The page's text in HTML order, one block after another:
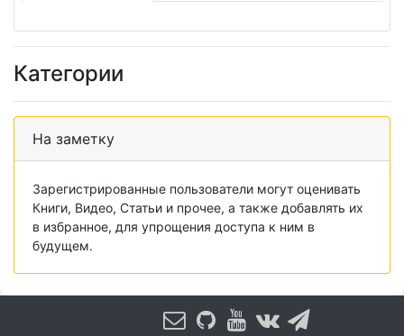
Категории
На заметку
Зарегистрированные пользователи могут оценивать
Книги, Видео, Статьи и прочее, а также добавлять их
в избранное, для упрощения доступа к ним в
будущем.